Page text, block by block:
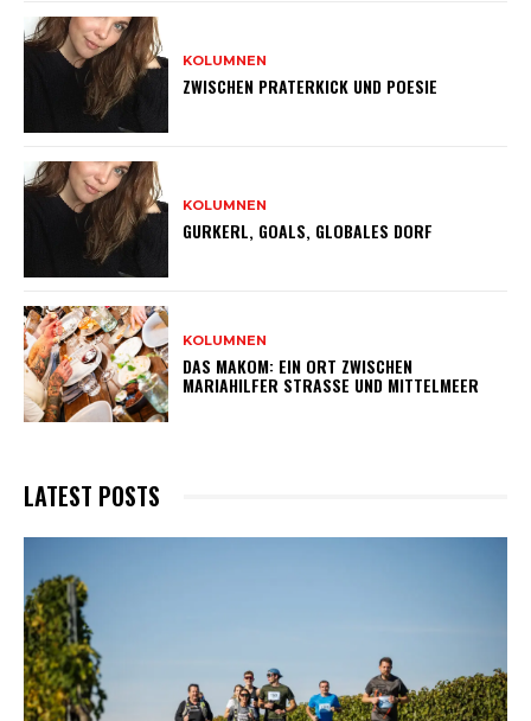
KOLUMNEN
ZWISCHEN PRATERKICK UND POESIE
KOLUMNEN
GURKERL, GOALS, GLOBALES DORF
KOLUMNEN
DAS MAKOM: EIN ORT ZWISCHEN
MARIAHILFER STRASSE UND MITTELMEER
LATEST POSTS